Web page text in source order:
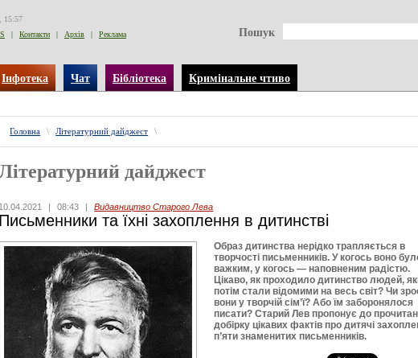
15:57
| Контакти | Архів | Реклама Пошук
Інфотека Чат Бібліотека Кримінальне чтиво
Головна \ Літературний дайджест \
дайджест
10.04.2021 | 08:43 | Видавництво Старого Лева
Письменники та їхні захоплення в дитинстві
Образ дитинства нерідко трапляється в
творчості письменників. У когось воно
важким, у когось — наповненим радістю.
Цікаво, як проходило дитинство людей,
потім стали відомими на весь світ? Чи
вони у творчій сім’ї? Або їм заборонялося
писати? Старий Лев пропонує до
добірку цікавих фактів про дитячі
п’яти знаменитих письменників.